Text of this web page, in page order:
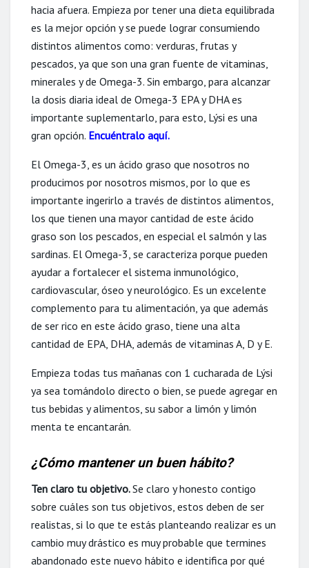
hacia afuera. Empieza por tener una dieta equilibrada
es la mejor opción y se puede lograr consumiendo
distintos alimentos como: verduras, frutas y
pescados, ya que son una gran fuente de vitaminas,
minerales y de Omega-3. Sin embargo, para alcanzar
la dosis diaria ideal de Omega-3 EPA y DHA es
importante suplementarlo, para esto, Lýsi es una
gran opción. Encuéntralo aquí.
El Omega-3, es un ácido graso que nosotros no
producimos por nosotros mismos, por lo que es
importante ingerirlo a través de distintos alimentos,
los que tienen una mayor cantidad de este ácido
graso son los pescados, en especial el salmón y las
sardinas. El Omega-3, se caracteriza porque pueden
ayudar a fortalecer el sistema inmunológico,
cardiovascular, óseo y neurológico. Es un excelente
complemento para tu alimentación, ya que además
de ser rico en este ácido graso, tiene una alta
cantidad de EPA, DHA, además de vitaminas A, D y E.
Empieza todas tus mañanas con 1 cucharada de Lýsi
ya sea tomándolo directo o bien, se puede agregar en
tus bebidas y alimentos, su sabor a limón y limón
menta te encantarán.
¿Cómo mantener un buen hábito?
Ten claro tu objetivo.Se claro y honesto contigo
sobre cuáles son tus objetivos, estos deben de ser
realistas, si lo que te estás planteando realizar es un
cambio muy drástico es muy probable que termines
abandonado este nuevo hábito e identifica por qué